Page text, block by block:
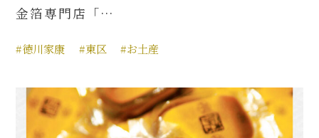
金箔専門店「…
#徳川家康 #東区 #お土産